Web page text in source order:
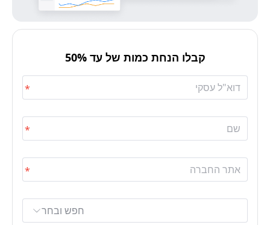
קבלו הנחת כמות של עד 50%
חפש ובחר